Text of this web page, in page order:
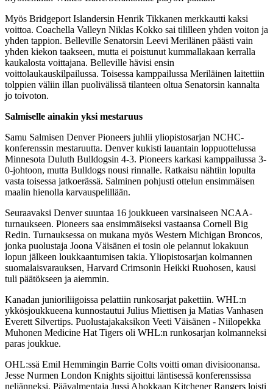
Myös Bridgeport Islandersin Henrik Tikkanen merkkautti kaksi
voittoa. Coachella Valleyn Niklas Kokko sai tililleen yhden voiton ja
yhden tappion. Belleville Senatorsin Leevi Merilänen päästi vain
yhden kiekon taakseen, mutta ei poistunut kummallakaan kerralla
kaukalosta voittajana. Belleville hävisi ensin
voittolaukauskilpailussa. Toisessa kamppailussa Meriläinen laitettiin
tolppien väliin illan puolivälissä tilanteen oltua Senatorsin kannalta
jo toivoton.
Salmiselle ainakin yksi mestaruus
Samu Salmisen Denver Pioneers juhlii yliopistosarjan NCHC-
konferenssin mestaruutta. Denver kukisti lauantain loppuottelussa
Minnesota Duluth Bulldogsin 4-3. Pioneers karkasi kamppailussa 3-
0-johtoon, mutta Bulldogs nousi rinnalle. Ratkaisu nähtiin lopulta
vasta toisessa jatkoerässä. Salminen pohjusti ottelun ensimmäisen
maalin hienolla karvauspelillään.
Seuraavaksi Denver suuntaa 16 joukkueen varsinaiseen NCAA-
turnaukseen. Pioneers saa ensimmäiseksi vastaansa Cornell Big
Redin. Turnauksessa on mukana myös Western Michigan Broncos,
jonka puolustaja Joona Väisänen ei tosin ole pelannut lokakuun
lopun jälkeen loukkaantumisen takia. Yliopistosarjan kolmannen
suomalaisvarauksen, Harvard Crimsonin Heikki Ruohosen, kausi
tuli päätökseen ja aiemmin.
Kanadan junioriliigoissa pelattiin runkosarjat pakettiin. WHL:n
ykkösjoukkueena kunnostautui Julius Miettisen ja Matias Vanhasen
Everett Silvertips. Puolustajakaksikon Veeti Väisänen - Niilopekka
Muhonen Medicine Hat Tigers oli WHL:n runkosarjan kolmanneksi
paras joukkue.
OHL:ssä Emil Hemmingin Barrie Colts voitti oman divisioonansa.
Jesse Nurmen London Knights sijoittui läntisessä konferenssissa
neljänneksi. Päävalmentaja Jussi Ahokkaan Kitchener Rangers loisti